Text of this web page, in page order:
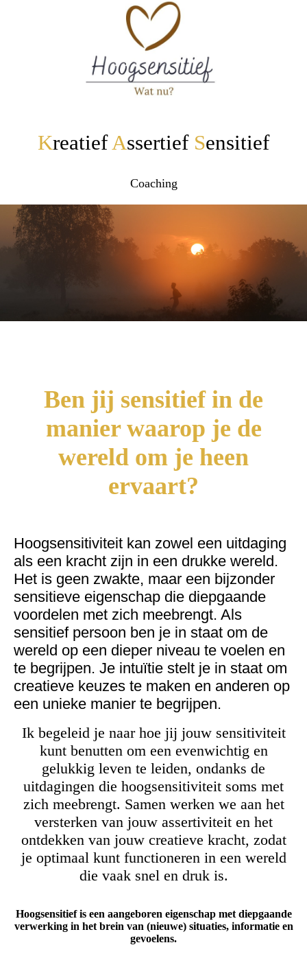
KreatiefAssertief Sensitief
Coaching
Ben jij sensitief in de
manier waarop je de
wereld om je heen
ervaart?
Hoogsensitiviteit kan zowel een uitdaging
als een kracht zijn in een drukke wereld.
Het is geen zwakte, maar een bijzonder
sensitieve eigenschap die diepgaande
voordelen met zich meebrengt. Als
sensitief persoon ben je in staat om de
wereld op een dieper niveau te voelen en
te begrijpen. Je intuïtie stelt je in staat om
creatieve keuzes te maken en anderen op
een unieke manier te begrijpen.
Ik begeleid je naar hoe jij jouw sensitiviteit
kunt benutten om een evenwichtig en
gelukkig leven te leiden, ondanks de
uitdagingen die hoogsensitiviteit soms met
zich meebrengt. Samen werken we aan het
versterken van jouw assertiviteit en het
ontdekken van jouw creatieve kracht, zodat
je optimaal kunt functioneren in een wereld
die vaak snel en druk is.
Hoogsensitief is een aangeboren eigenschap met diepgaande
verwerking in het brein van (nieuwe) situaties, informatie en
gevoelens.